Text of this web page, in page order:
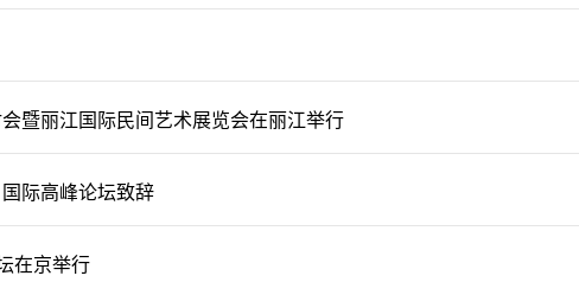
暨丽江国际民间艺术展览会在丽江举行
际高峰论坛致辞
在京举行